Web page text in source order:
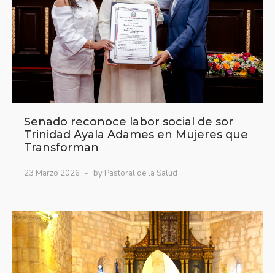
Senado reconoce labor social de sor
Trinidad Ayala Adames en Mujeres que
Transforman
23 Marzo 2026 by Pastoral de la Salud